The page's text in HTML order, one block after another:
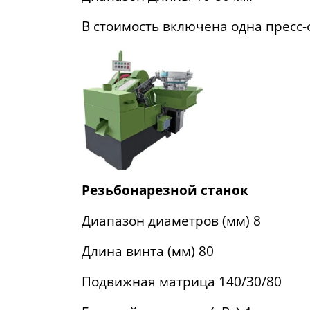
В стоимость включена одна
Резьбонарезной станок
Диапазон диаметров (мм) 8
Длина винта (мм) 80
Подвижная матрица 140/30/80